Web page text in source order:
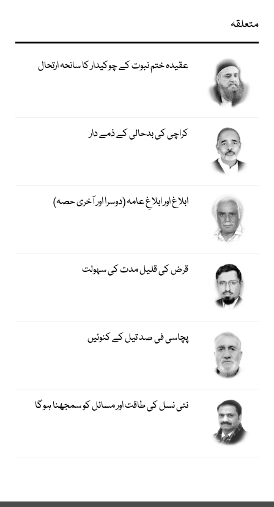
متعلقہ
عقیدہ ختم نبوت کے چوکیدار کا سانحہ ارتحال
کراچی کی بدحالی کے ذمے دار
ابلاغ اور ابلاغِ عامہ (دوسرا اور آخری حصہ)
قرض کی قلیل مدت کی سہولت
پچاسی فی صد تیل کے کنوئیں
نئی نسل کی طاقت اور مسائل کو سمجھنا ہوگا